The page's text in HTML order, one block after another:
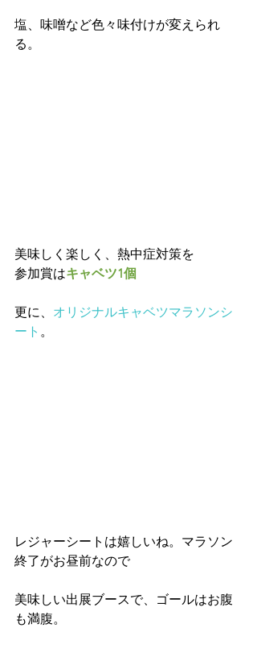
塩、味噌など色々味付けが変えられ
る。
美味しく楽しく、熱中症対策を
参加賞はキャベツ1個
更に、 オリジナルキャベツマラソンシ
ート 。
レジャーシートは嬉しいね。マラソン
終了がお昼前なので
美味しい出展ブースで、ゴールはお腹
も満腹。